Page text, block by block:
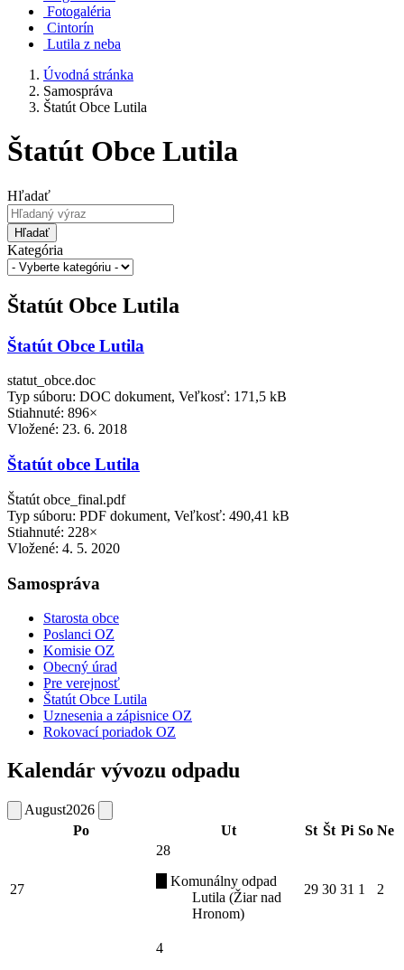
Fotogaléria
Cintorín
Lutila z neba
Úvodná stránka
Samospráva
Štatút Obce Lutila
Štatút Obce Lutila
Hľadať
Hľadať
Kategória
Štatút Obce Lutila
Štatút Obce Lutila
statut_obce.doc
Typ súboru: DOC dokument, Veľkosť: 171,5 kB
Stiahnuté: 896×
Vložené: 23. 6. 2018
Štatút obce Lutila
Štatút obce_final.pdf
Typ súboru: PDF dokument, Veľkosť: 490,41 kB
Stiahnuté: 228×
Vložené: 4. 5. 2020
Samospráva
Starosta obce
Poslanci OZ
Komisie OZ
Obecný úrad
Pre verejnosť
Štatút Obce Lutila
Uznesenia a zápisnice OZ
Rokovací poriadok OZ
Kalendár vývozu odpadu
August2026
Po
Ut St Št Pi So Ne
27
28
Komunálny odpad
Lutila (Žiar nad
Hronom)
29 30 31 1 2
4